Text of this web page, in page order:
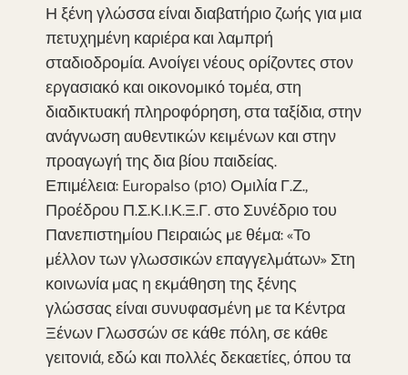
Η ξένη γλώσσα είναι διαβατήριο ζωής για µια
πετυχημένη καριέρα και λαµπρή
σταδιοδροµία. Ανοίγει νέους ορίζοντες στον
εργασιακό και οικονοµικό τοµέα, στη
διαδικτυακή πληροφόρηση, στα ταξίδια, στην
ανάγνωση αυθεντικών κειµένων και στην
προαγωγή της δια βίου παιδείας.
Επιμέλεια: Europalso (p10) Οµιλία Γ.Ζ.,
Προέδρου Π.Σ.Κ.Ι.Κ.Ξ.Γ. στο Συνέδριο του
Πανεπιστηµίου Πειραιώς µε θέµα: «Το
µέλλον των γλωσσικών επαγγελµάτων» Στη
κοινωνία µας η εκµάθηση της ξένης
γλώσσας είναι συνυφασµένη µε τα Κέντρα
Ξένων Γλωσσών σε κάθε πόλη, σε κάθε
γειτονιά, εδώ και πολλές δεκαετίες, όπου τα